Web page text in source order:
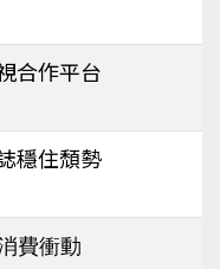
合作平台
穩住頹勢
費衝動